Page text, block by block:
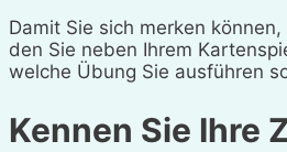
Damit Sie sich merken
den Sie neben Ihrem
welche Übung Sie ausführen
Kennen Sie Ihre